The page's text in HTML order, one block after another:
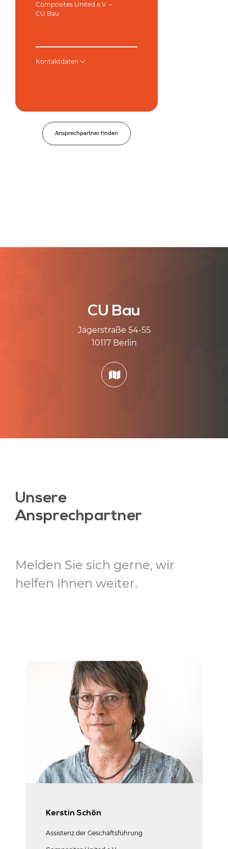
Composites United e.V. –
CU Bau
Kontaktdaten
Ansprechpartner finden
CU Bau
Jägerstraße 54-55
10117 Berlin
Unsere
Ansprechpartner
Melden Sie sich gerne, wir
helfen Ihnen weiter.
Kerstin Schön
Assistenz der Geschäftsführung